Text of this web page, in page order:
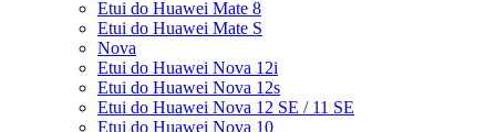
Etui do Huawei Mate 8
Etui do Huawei Mate S
Nova
Etui do Huawei Nova 12i
Etui do Huawei Nova 12s
Etui do Huawei Nova 12 SE / 11 SE
Etui do Huawei Nova 10